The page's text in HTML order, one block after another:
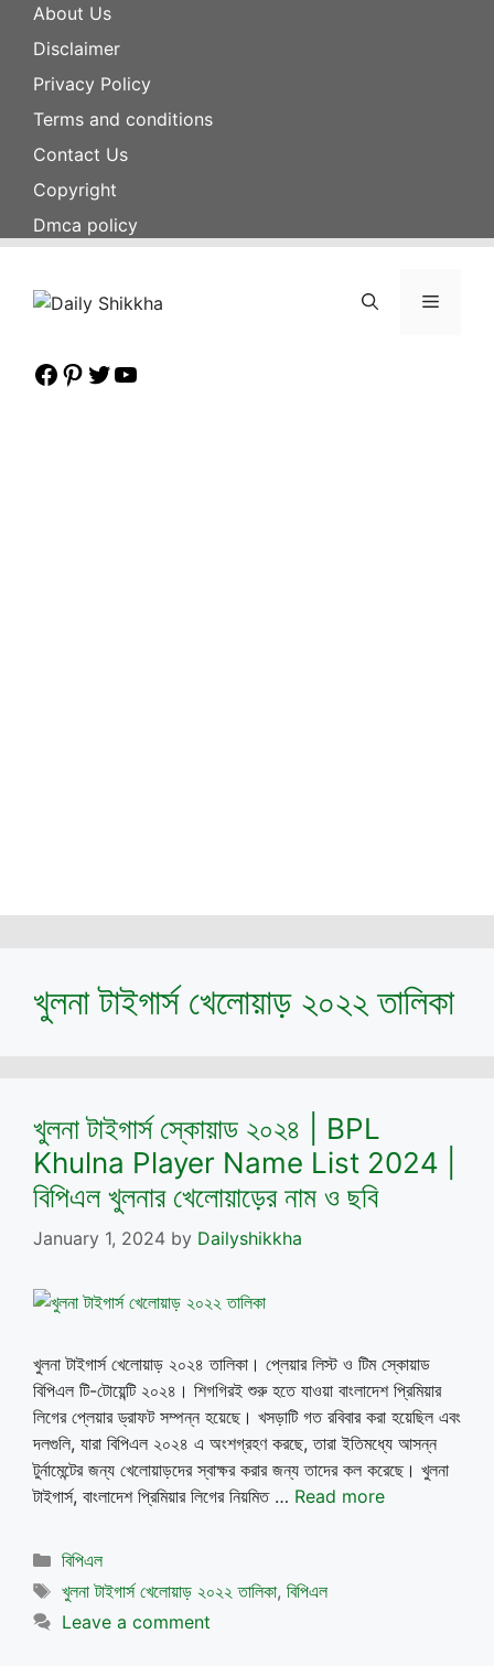
SkipAbout Us
Disclaimer
Privacy Policy
Terms and conditions
Contact Us
Copyright
Dmca policy
Menu
Facebook
Pinterest
Twitter
YouTube
খুলনা টাইগার্স খেলোয়াড় ২০২২ তালিকা
খুলনা টাইগার্স স্কোয়াড ২০২৪ | BPL
Khulna Player Name List 2024 |
বিপিএল খুলনার খেলোয়াড়ের নাম ও ছবি
January 1, 2024 by Dailyshikkha
খুলনা টাইগার্স খেলোয়াড় ২০২৪ তালিকা। প্লেয়ার লিস্ট ও টিম স্কোয়াড
বিপিএল টি-টোয়েন্টি ২০২৪। শিগগিরই শুরু হতে যাওয়া বাংলাদেশ প্রিমিয়ার
লিগের প্লেয়ার ড্রাফট সম্পন্ন হয়েছে। খসড়াটি গত রবিবার করা হয়েছিল এবং
দলগুলি, যারা বিপিএল ২০২৪ এ অংশগ্রহণ করছে, তারা ইতিমধ্যে আসন্ন
টুর্নামেন্টের জন্য খেলোয়াড়দের স্বাক্ষর করার জন্য তাদের কল করেছে। খুলনা
টাইগার্স, বাংলাদেশ প্রিমিয়ার লিগের নিয়মিত … Read more
Categories
বিপিএল
Tags
খুলনা টাইগার্স খেলোয়াড় ২০২২ তালিকা, বিপিএল
Leave a comment